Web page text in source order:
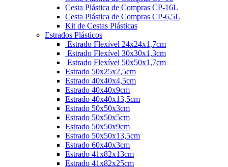
Cesta Plástica de Compras CP-16L
Cesta Plástica de Compras CP-6,5L
Kit de Cestas Plásticas
Estrados Plásticos
Estrado Flexível 24x24x1,7cm
Estrado Flexível 30x30x1,3cm
Estrado Flexível 50x50x1,7cm
Estrado 50x25x2,5cm
Estrado 40x40x4,5cm
Estrado 40x40x9cm
Estrado 40x40x13,5cm
Estrado 50x50x3cm
Estrado 50x50x5cm
Estrado 50x50x9cm
Estrado 50x50x13,5cm
Estrado 60x40x3cm
Estrado 41x82x13cm
Estrado 41x82x25cm